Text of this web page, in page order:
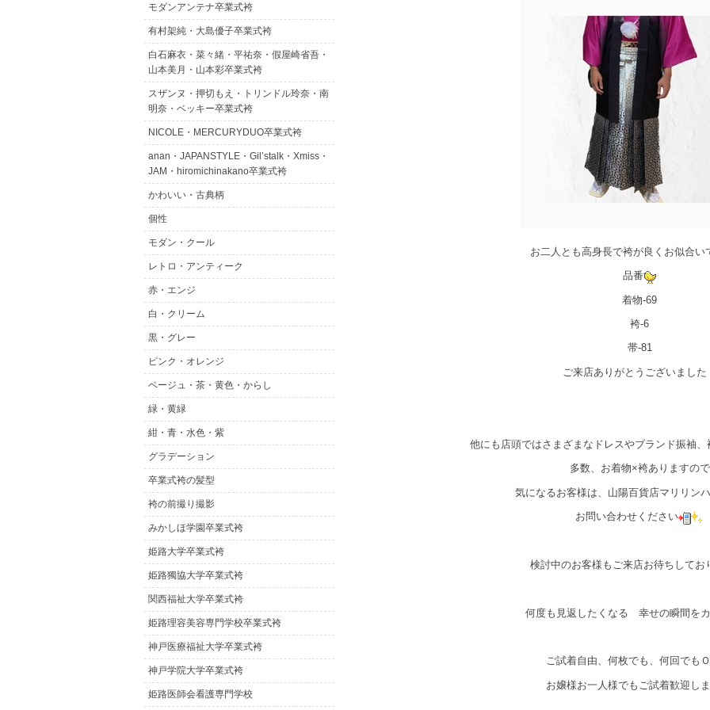
お二人とも高身長で袴が良くお似合い
品番
着物-69
袴-6
帯-81
ご来店ありがとうございました
他にも店頭ではさまざまなドレスやブランド振袖
多数、お着物×袴ありますので
気になるお客様は、山陽百貨店マリリン
お問い合わせください
検討中のお客様もご来店お待ちしてお
何度も見返したくなる 幸せの瞬間を
ご試着自由、何枚でも、何回でも
お嬢様お一人様でもご試着歓迎し
モダンアンテナ卒業式袴
有村架純・大島優子卒業式袴
白石麻衣・菜々緒・平祐奈・假屋崎省吾・
山本美月・山本彩卒業式袴
スザンヌ・押切もえ・トリンドル玲奈・南
明奈・ベッキー卒業式袴
NICOLE・MERCURYDUO卒業式袴
anan・JAPANSTYLE・Gil’stalk・Xmiss・
JAM・hiromichinakano卒業式袴
かわいい・古典柄
個性
モダン・クール
レトロ・アンティーク
赤・エンジ
白・クリーム
黒・グレー
ピンク・オレンジ
ベージュ・茶・黄色・からし
緑・黄緑
紺・青・水色・紫
グラデーション
卒業式袴の髪型
袴の前撮り撮影
みかしほ学園卒業式袴
姫路大学卒業式袴
姫路獨協大学卒業式袴
関西福祉大学卒業式袴
姫路理容美容専門学校卒業式袴
神戸医療福祉大学卒業式袴
神戸学院大学卒業式袴
姫路医師会看護専門学校